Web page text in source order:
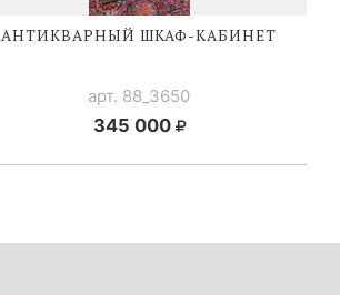
АНТИКВАРНЫЙ ШКАФ-КАБИНЕТ
арт. 88_3650
345 000